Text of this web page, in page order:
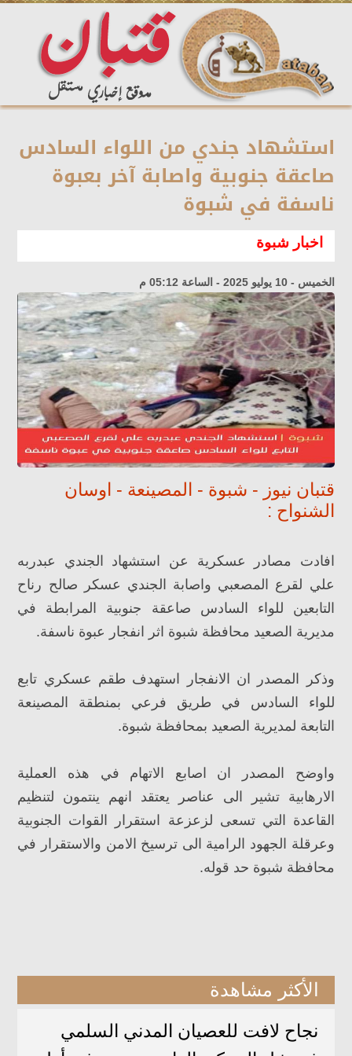
استشهاد جندي من اللواء السادس
صاعقة جنوبية واصابة آخر بعبوة
ناسفة في شبوة
اخبار شبوة
الخميس - 10 يوليو 2025 - الساعة 05:12 م
قتبان نيوز - شبوة - المصينعة - اوسان
الشنواح :
افادت مصادر عسكرية عن استشهاد الجندي عبدربه
علي لقرع المصعبي واصابة الجندي عسكر صالح رناح
التابعين للواء السادس صاعقة جنوبية المرابطة في
مديرية الصعيد محافظة شبوة اثر انفجار عبوة ناسفة.
وذكر المصدر ان الانفجار استهدف طقم عسكري تابع
للواء السادس في طريق فرعي بمنطقة المصينعة
التابعة لمديرية الصعيد بمحافظة شبوة.
واوضح المصدر ان اصابع الاتهام في هذه العملية
الارهابية تشير الى عناصر يعتقد انهم ينتمون لتنظيم
القاعدة التي تسعى لزعزعة استقرار القوات الجنوبية
وعرقلة الجهود الرامية الى ترسيخ الامن والاستقرار في
محافظة شبوة حد قوله.
الأكثر مشاهدة
نجاح لافت للعصيان المدني السلمي